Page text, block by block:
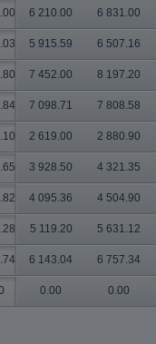
6 210.00 6 831.00
5 915.59 6 507.16
7 452.00 8 197.20
7 098.71 7 808.58
2 619.00 2 880.90
3 928.50 4 321.35
4 095.36 4 504.90
5 119.20 5 631.12
6 143.04 6 757.34
0.00 0.00